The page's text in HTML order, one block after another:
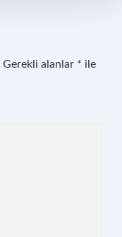
Gerekli alanlar * ile